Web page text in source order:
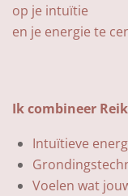
op je intuïtie
en je energie te
Ik combineer
Intuïtieve
Voelen wat